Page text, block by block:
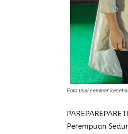
Foto usai seminar
Perempuan